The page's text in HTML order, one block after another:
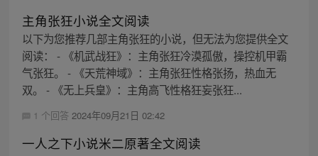
主角张狂小说全文阅读
以下为您推荐几部主角张狂的小说，但无法为您提供全文
阅读： - 《机武战狂》：主角张狂冷漠孤傲，操控机甲霸
气张狂。 - 《天荒神域》：主角张狂性格张扬，热血无
双。 - 《无上兵皇》：主角高飞性格狂妄张狂...
1 个回答 2024年09月21日 02:42
一人之下小说米二原著全文阅读